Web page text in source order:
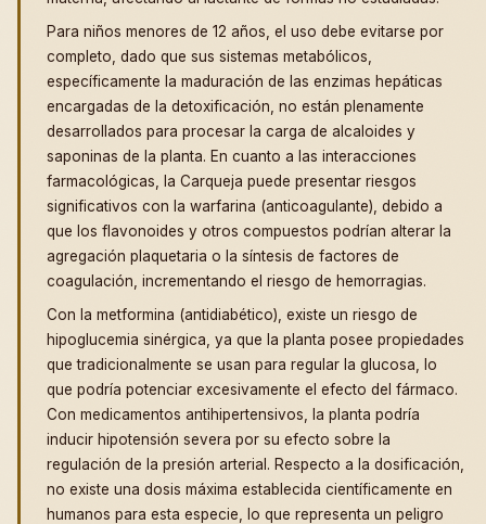
Para niños menores de 12 años, el uso debe evitarse por
completo, dado que sus sistemas metabólicos,
específicamente la maduración de las enzimas hepáticas
encargadas de la detoxificación, no están plenamente
desarrollados para procesar la carga de alcaloides y
saponinas de la planta. En cuanto a las interacciones
farmacológicas, la Carqueja puede presentar riesgos
significativos con la warfarina (anticoagulante), debido a
que los flavonoides y otros compuestos podrían alterar la
agregación plaquetaria o la síntesis de factores de
coagulación, incrementando el riesgo de hemorragias.
Con la metformina (antidiabético), existe un riesgo de
hipoglucemia sinérgica, ya que la planta posee propiedades
que tradicionalmente se usan para regular la glucosa, lo
que podría potenciar excesivamente el efecto del fármaco.
Con medicamentos antihipertensivos, la planta podría
inducir hipotensión severa por su efecto sobre la
regulación de la presión arterial. Respecto a la dosificación,
no existe una dosis máxima establecida científicamente en
humanos para esta especie, lo que representa un peligro